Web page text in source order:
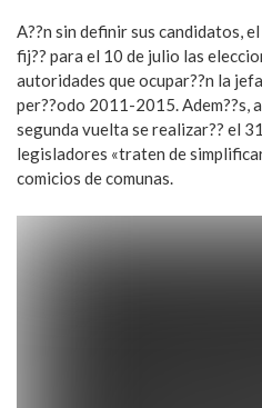
A??n sin definir sus candidatos,
fij?? para el 10 de julio las
autoridades que ocupar??n la
per??odo 2011-2015. Adem??s,
segunda vuelta se realizar?? el
legisladores «traten de
comicios de comunas.